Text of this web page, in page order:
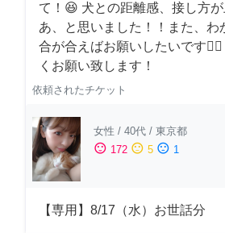
て！😆 犬との距離感、接し方
あ、と思いました！！また、わ
合が合えばお願いしたいです
くお願い致します！
依頼されたチケット
女性 / 40代 / 東京都
sentiment_satisfied 172 sentiment_neutral 5 sentiment_dissatisfied 1
【専用】8/17（水）お世話分